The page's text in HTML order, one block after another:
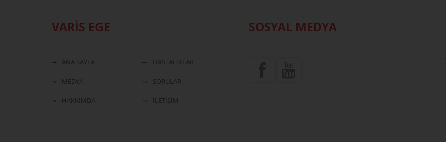
VARİS EGE
ANA SAYFA HASTALIKLAR
MEDYA SORULAR
HAKKIMDA İLETİŞİM
SOSYAL MEDYA